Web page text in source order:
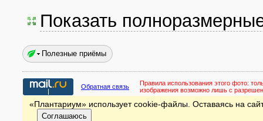
Показать
Полезные приёмы
Обратная связь Правила использования этого фото:
изображения возможно лишь с
«Плантариум» использует cookie-файлы. Оставаясь на
Соглашаюсь